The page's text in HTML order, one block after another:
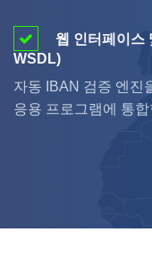
웹 인터페이스
WSDL)
자동 IBAN 검증 엔진
응용 프로그램에 통